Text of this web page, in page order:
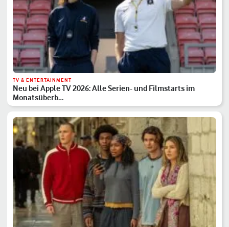
TV & ENTERTAINMENT
Neu bei Apple TV 2026: Alle Serien- und Filmstarts im
Monatsüberb…